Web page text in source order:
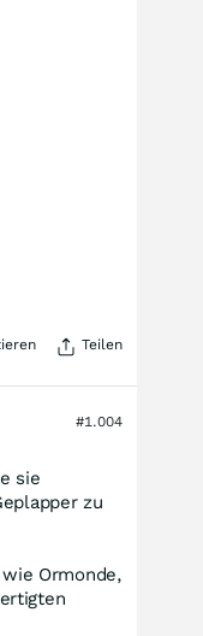
Teilen
#1.004
sie
zu
Ormonde,